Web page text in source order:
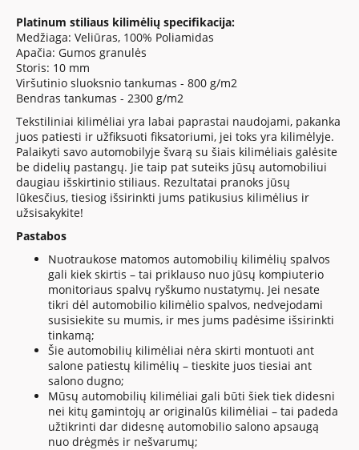
Platinum stiliaus kilimėlių specifikacija:
Medžiaga: Veliūras, 100% Poliamidas
Apačia: Gumos granulės
Storis: 10 mm
Viršutinio sluoksnio tankumas - 800 g/m2
Bendras tankumas - 2300 g/m2
Tekstiliniai kilimėliai yra labai paprastai naudojami, pakanka
juos patiesti ir užfiksuoti fiksatoriumi, jei toks yra kilimėlyje.
Palaikyti savo automobilyje švarą su šiais kilimėliais galėsite
be didelių pastangų. Jie taip pat suteiks jūsų automobiliui
daugiau išskirtinio stiliaus. Rezultatai pranoks jūsų
lūkesčius, tiesiog išsirinkti jums patikusius kilimėlius ir
užsisakykite!
Pastabos
Nuotraukose matomos automobilių kilimėlių spalvos
gali kiek skirtis – tai priklauso nuo jūsų kompiuterio
monitoriaus spalvų ryškumo nustatymų. Jei nesate
tikri dėl automobilio kilimėlio spalvos, nedvejodami
susisiekite su mumis, ir mes jums padėsime išsirinkti
tinkamą;
Šie automobilių kilimėliai nėra skirti montuoti ant
salone patiestų kilimėlių – tieskite juos tiesiai ant
salono dugno;
Mūsų automobilių kilimėliai gali būti šiek tiek didesni
nei kitų gamintojų ar originalūs kilimėliai – tai padeda
užtikrinti dar didesnę automobilio salono apsaugą
nuo drėgmės ir nešvarumų;